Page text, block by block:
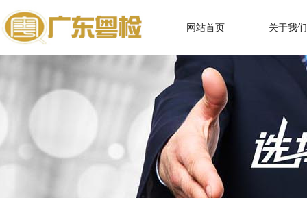
网站首页 关于我们